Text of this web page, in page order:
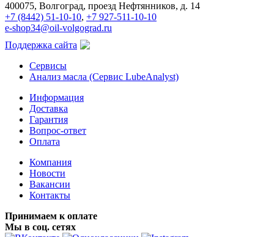
400075, Волгоград, проезд Нефтянников, д. 14
+7 (8442) 51-10-10, +7 927-511-10-10
e-shop34@oil-volgograd.ru
Поддержка сайта
Сервисы
Анализ масла (Сервис LubeAnalyst)
Информация
Доставка
Гарантия
Вопрос-ответ
Оплата
Компания
Новости
Вакансии
Контакты
Принимаем к оплате
Мы в соц. сетях